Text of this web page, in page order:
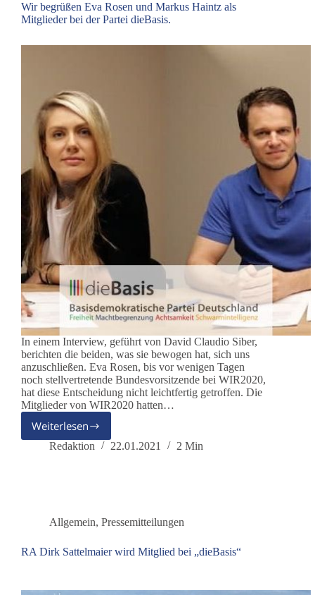
Wir begrüßen Eva Rosen und Markus Haintz als
Mitglieder bei der Partei dieBasis.
In einem Interview, geführt von David Claudio Siber,
berichten die beiden, was sie bewogen hat, sich uns
anzuschließen. Eva Rosen, bis vor wenigen Tagen
noch stellvertretende Bundesvorsitzende bei WIR2020,
hat diese Entscheidung nicht leichtfertig getroffen. Die
Mitglieder von WIR2020 hatten…
Weiterlesen
Wir
begrüßen
Haintz
als
Mitglieder
bei
Partei
Redaktion 22.01.2021 2 Min
Allgemein, Pressemitteilungen
RA Dirk Sattelmaier wird Mitglied bei „dieBasis“